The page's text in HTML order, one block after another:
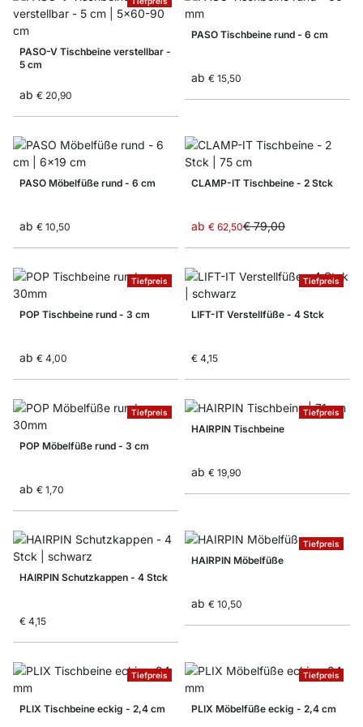
PASO-V Tischbeine verstellbar -
5 cm
ab € 20,90
PASO Tischbeine rund - 6 cm
ab € 15,50
PASO Möbelfüße rund - 6 cm
ab € 10,50
CLAMP-IT Tischbeine - 2 Stck
ab € 62,50€ 79,00
Tiefpreis
POP Tischbeine rund - 3 cm
ab € 4,00
Tiefpreis
LIFT-IT Verstellfüße - 4 Stck
€ 4,15
Tiefpreis
POP Möbelfüße rund - 3 cm
ab € 1,70
Tiefpreis
HAIRPIN Tischbeine
ab € 19,90
HAIRPIN Schutzkappen - 4 Stck
€ 4,15
Tiefpreis
HAIRPIN Möbelfüße
ab € 10,50
Tiefpreis
PLIX Tischbeine eckig - 2,4 cm
Tiefpreis
PLIX Möbelfüße eckig - 2,4 cm